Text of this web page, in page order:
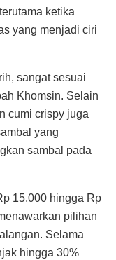
ketika
yang menjadi ciri
sangat sesuai
Khomsin. Selain
cumi crispy juga
yang
sambal pada
15.000 hingga Rp
pilihan
Selama
hingga 30%